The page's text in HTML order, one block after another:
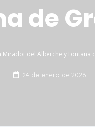
de
Mirador del Alberche y Fontana
24 de enero de 2026